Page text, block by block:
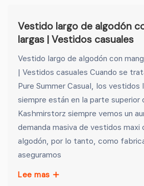
Vestido largo de algodón
largas | Vestidos casuales
Vestido largo de algodón con
| Vestidos casuales Cuando se
Pure Summer Casual, los vestidos
siempre están en la parte superior
Kashmirstorz siempre vemos un
demanda masiva de vestidos maxi
algodón, por lo tanto, como
aseguramos
Lee mas